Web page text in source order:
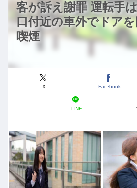
客が訴え謝罪 運転手
口付近の車外でドア
喫煙
X Facebook
LINE